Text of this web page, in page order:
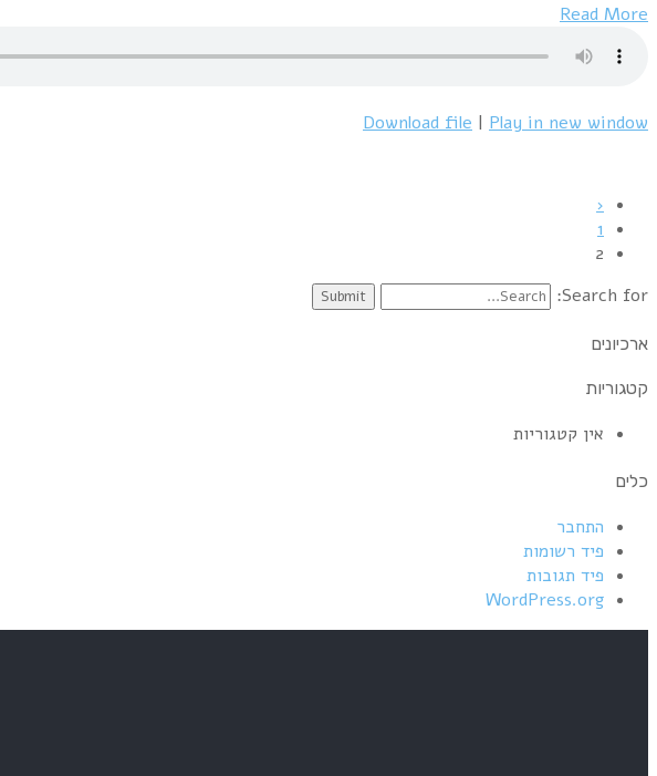
Read More
Download file | Play in new window
‹
1
2
Search for:
ארכיונים
קטגוריות
אין קטגוריות
כלים
התחבר
פיד רשומות
פיד תגובות
WordPress.org